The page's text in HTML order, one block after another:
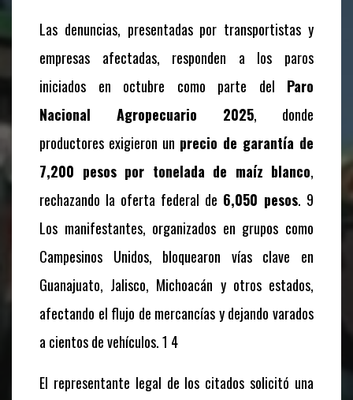
Las denuncias, presentadas por transportistas y
empresas afectadas, responden a los paros
iniciados en octubre como parte del Paro
Nacional Agropecuario 2025, donde
productores exigieron un precio de garantía de
7,200 pesos por tonelada de maíz blanco,
rechazando la oferta federal de 6,050 pesos. 9
Los manifestantes, organizados en grupos como
Campesinos Unidos, bloquearon vías clave en
Guanajuato, Jalisco, Michoacán y otros estados,
afectando el flujo de mercancías y dejando varados
a cientos de vehículos. 1 4
El representante legal de los citados solicitó una